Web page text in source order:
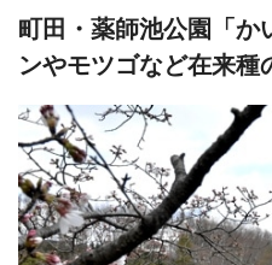
町田・薬師池公園「
ンやモツゴなど在来種